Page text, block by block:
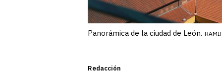
Panorámica de la ciudad de León.
Redacción